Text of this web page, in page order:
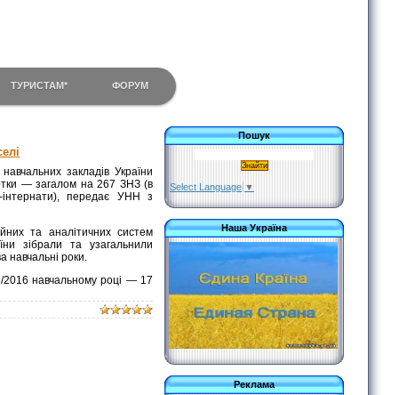
ТУРИСТАМ* ФОРУМ
закладів України
— загалом на 267 ЗНЗ (в
інтернати), передає УНН з
та аналітичних систем
зібрали та узагальнили
навчальні роки.
навчальному році — 17
Пошук
Select Language ▼
Наша Україна
Реклама